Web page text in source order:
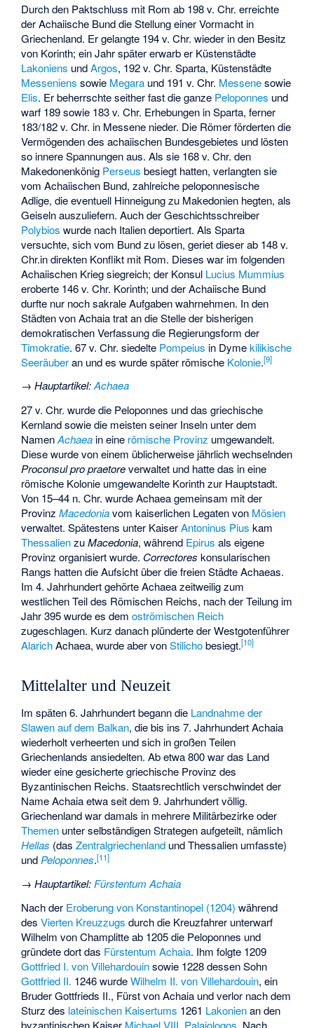
Durch den Paktschluss mit Rom ab 198 v. Chr. erreichte
der Achaiische Bund die Stellung einer Vormacht in
Griechenland. Er gelangte 194 v. Chr. wieder in den Besitz
von Korinth; ein Jahr später erwarb er Küstenstädte
Lakoniens undArgos, 192 v. Chr. Sparta, Küstenstädte
Messeniens sowie Megara und 191 v. Chr. Messenesowie
Elis. Er beherrschte seither fast die ganze Peloponnes und
warf 189 sowie 183 v. Chr. Erhebungen in Sparta, ferner
183/182 v. Chr. in Messene nieder. Die Römer förderten die
Vermögenden des achaiischen Bundesgebietes und lösten
so innere Spannungen aus. Als sie 168 v. Chr. den
Makedonenkönig Perseus besiegt hatten, verlangten sie
vom Achaiischen Bund, zahlreiche peloponnesische
Adlige, die eventuell Hinneigung zu Makedonien hegten, als
Geiseln auszuliefern. Auch der Geschichtsschreiber
Polybios wurde nach Italien deportiert. Als Sparta
versuchte, sich vom Bund zu lösen, geriet dieser ab 148 v.
Chr.in direkten Konflikt mit Rom. Dieses war im folgenden
Achaiischen Kriegsiegreich; der Konsul Lucius Mummius
eroberte 146 v. Chr. Korinth; und der Achaiische Bund
durfte nur noch sakrale Aufgaben wahrnehmen. In den
Städten von Achaia trat an die Stelle der bisherigen
demokratischen Verfassung die Regierungsform der
Timokratie. 67 v. Chr. siedelte Pompeius in Dymekilikische
Seeräuberan und es wurde später römische Kolonie.[9]
→Hauptartikel:Achaea
27 v. Chr. wurde die Peloponnes und das griechische
Kernland sowie die meisten seiner Inseln unter dem
NamenAchaea in eine römische Provinz umgewandelt.
Diese wurde von einem üblicherweise jährlich wechselnden
Proconsul pro praetoreverwaltet und hatte das in eine
römische Kolonie umgewandelte Korinth zur Hauptstadt.
Von 15–44 n. Chr. wurde Achaea gemeinsam mit der
ProvinzMacedoniavom kaiserlichen Legaten von Mösien
verwaltet. Spätestens unter KaiserAntoninus Pius kam
ThessalienzuMacedonia, während Epirus als eigene
Provinz organisiert wurde. Correctores konsularischen
Rangs hatten die Aufsicht über die freien Städte Achaeas.
Im 4. Jahrhundert gehörte Achaea zeitweilig zum
westlichen Teil des Römischen Reichs, nach der Teilung im
Jahr 395 wurde es demoströmischen Reich
zugeschlagen. Kurz danach plünderte der Westgotenführer
AlarichAchaea, wurde aber vonStilichobesiegt.[10]
Mittelalter und Neuzeit
Im späten 6. Jahrhundert begann die Landnahme der
Slawen auf dem Balkan, die bis ins 7. Jahrhundert Achaia
wiederholt verheerten und sich in großen Teilen
Griechenlands ansiedelten. Ab etwa 800 war das Land
wieder eine gesicherte griechische Provinz des
Byzantinischen Reichs. Staatsrechtlich verschwindet der
Name Achaia etwa seit dem 9. Jahrhundert völlig.
Griechenland war damals in mehrere Militärbezirke oder
Themen unter selbständigen Strategen aufgeteilt, nämlich
Hellas (dasZentralgriechenland und Thessalien umfasste)
undPeloponnes.[11]
→Hauptartikel: Fürstentum Achaia
Nach der Eroberung von Konstantinopel (1204) während
desVierten Kreuzzugs durch die Kreuzfahrer unterwarf
Wilhelm von Champlitteab 1205 die Peloponnes und
gründete dort das Fürstentum Achaia. Ihm folgte 1209
Gottfried I. von Villehardouinsowie 1228 dessen Sohn
Gottfried II. 1246 wurdeWilhelm II. von Villehardouin, ein
Bruder Gottfrieds II., Fürst von Achaia und verlor nach dem
Sturz des lateinischen Kaisertums 1261 Lakonienan den
byzantinischen Kaiser Michael VIII. Palaiologos . Nach